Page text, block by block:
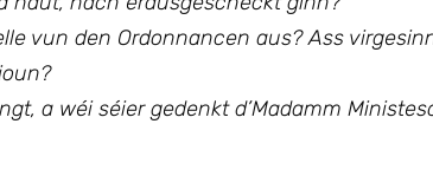
vun den Ordonnancen aus? Ass
a wéi séier gedenkt d’Madamm